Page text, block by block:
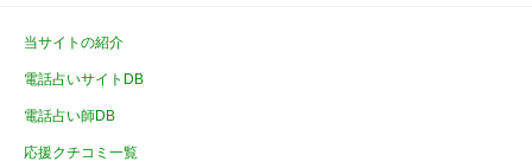
当サイトの紹介
電話占いサイトDB
電話占い師DB
応援クチコミ一覧